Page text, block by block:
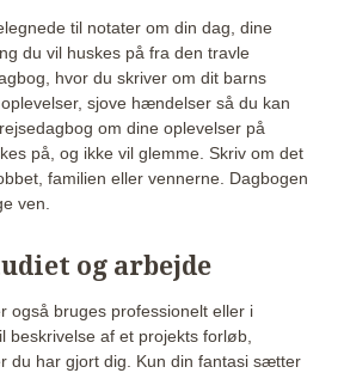
til notater om din dag, dine
du vil huskes på fra den travle
hvor du skriver om dit barns
sjove hændelser så du kan
om dine oplevelser på
på, og ikke vil glemme. Skriv om det
familien eller vennerne. Dagbogen
ven.
og arbejde
også bruges professionelt eller i
beskrivelse af et projekts forløb,
du har gjort dig. Kun din fantasi sætter